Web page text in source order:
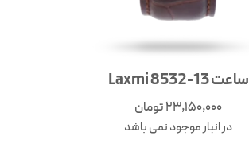
ساعت Laxmi 8532-13
23,150,000تومان
در انبار موجود نمی باشد